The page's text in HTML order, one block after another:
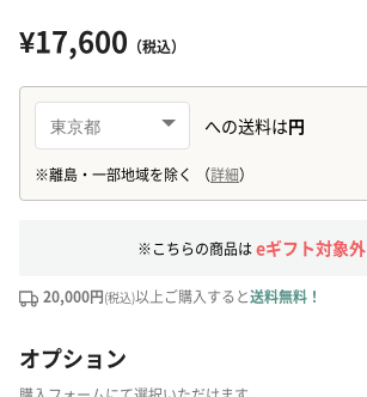
¥17,600 （税込）
※こちらの商品はeギフト対象外
20,000円(税込)以上ご購入すると送料無料！
オプション